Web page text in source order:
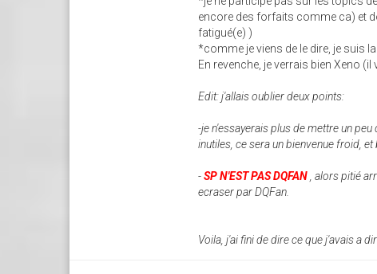
encore des forfaits comme ca) et
fatigué(e) )
*comme je viens de le dire, je suis
En revenche, je verrais bien Xeno
Edit: j'allais oublier deux points:
-je n'essayerais plus de mettre un
inutiles, ce sera un bienvenue froid, et
-SP N'EST PAS DQFAN , alors pitié
ecraser par DQFan.
Voila, j'ai fini de dire ce que j'avais a